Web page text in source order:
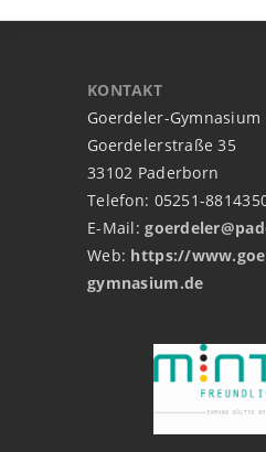
KONTAKT
Goerdeler-Gymnasium
Goerdelerstraße 35
33102 Paderborn
Telefon: 05251-
E-Mail:
Web: https://
gymnasium.de